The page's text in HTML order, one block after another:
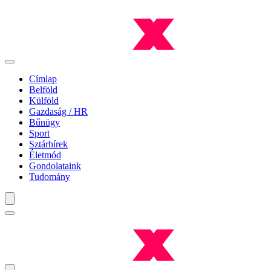
Címlap
Belföld
Külföld
Gazdaság / HR
Bűnügy
Sport
Sztárhírek
Életmód
Gondolataink
Tudomány